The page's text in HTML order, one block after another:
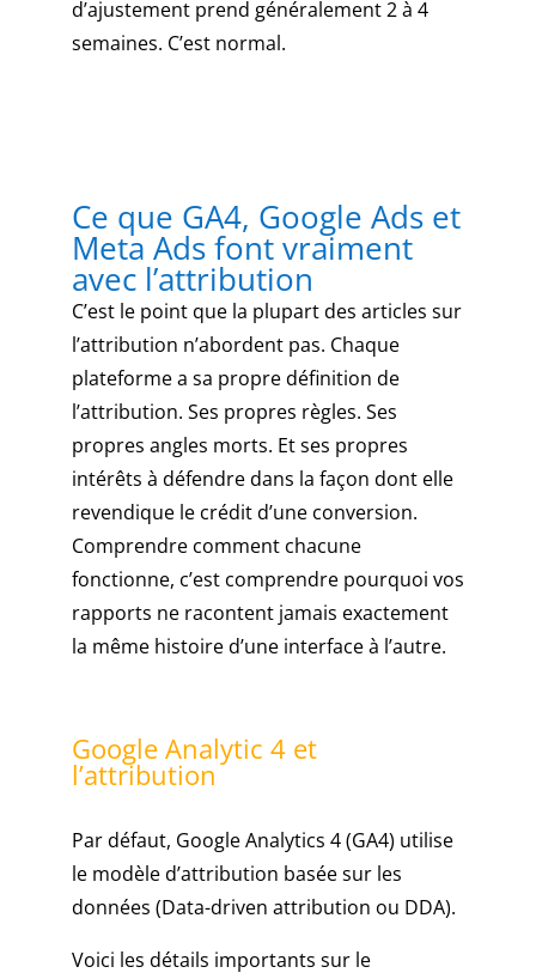
d’ajustement prend généralement 2 à 4
semaines. C’est normal.
Ce que GA4, Google Ads et
Meta Ads font vraiment
avec l’attribution
C’est le point que la plupart des articles sur
l’attribution n’abordent pas. Chaque
plateforme a sa propre définition de
l’attribution. Ses propres règles. Ses
propres angles morts. Et ses propres
intérêts à défendre dans la façon dont elle
revendique le crédit d’une conversion.
Comprendre comment chacune
fonctionne, c’est comprendre pourquoi vos
rapports ne racontent jamais exactement
la même histoire d’une interface à l’autre.
Google Analytic 4 et
l’attribution
Par défaut, Google Analytics 4 (GA4) utilise
le modèle d’attribution basée sur les
données (Data-driven attribution ou DDA).
Voici les détails importants sur le